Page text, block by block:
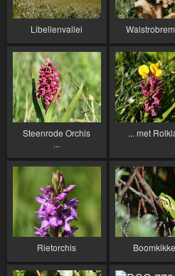
Libellenvallei
Steenrode Orchis
...
... met
Rietorchis